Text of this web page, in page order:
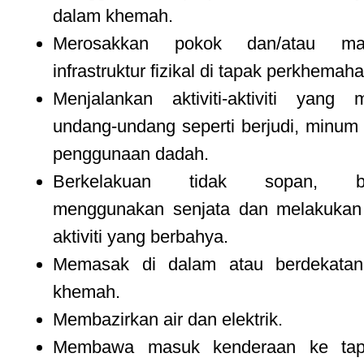
dalam khemah.
Merosakkan pokok dan/atau
infrastruktur fizikal di tapak
Menjalankan aktiviti-aktiviti yang
undang-undang seperti berjudi,
penggunaan dadah.
Berkelakuan tidak sopan,
menggunakan senjata dan
aktiviti yang berbahya.
Memasak di dalam atau
khemah.
Membazirkan air dan elektrik.
Membawa masuk kenderaan ke